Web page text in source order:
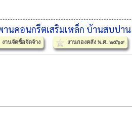
านคอนกรีตเสริมเหล็ก บ้านสบปา
งานกองคลัง พ.ศ. ๒๕๖๙
งานจัดซื้อจัดจ้าง